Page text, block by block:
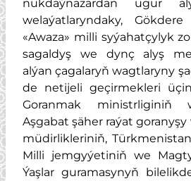
nukdaýnazardan ugur
welaýatlaryndaky,
«Awaza» milli syýahatçylyk
sagaldyş we dynç alyş
alýan çagalaryň wagtlaryny
de netijeli geçirmekleri
Goranmak ministrliginiň
Aşgabat şäher raýat goranyşy
müdirlikleriniň,
Milli jemgyýetiniň we
Ýaşlar guramasynyň